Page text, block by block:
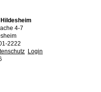
4-7
2222
Login